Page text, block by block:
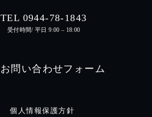
TEL 0944-78-1843
受付時間/ 平日 9:00 – 18:00
お問い合わせフォーム
個人情報保護方針